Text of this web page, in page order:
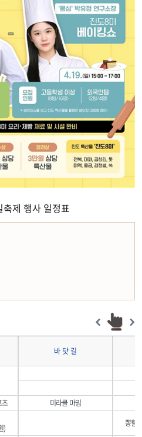
제 행사 일정표
바 닷 길
츠
미라클 마임
)
뽕할